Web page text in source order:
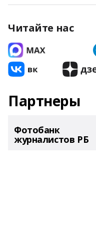
Читайте нас
Партнеры
Фотобанк
журналистов РБ